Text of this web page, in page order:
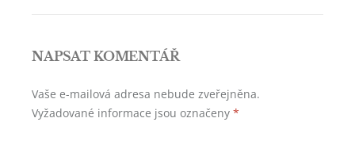
příspěvek
NAPSAT KOMENTÁŘ
Vaše e-mailová adresa nebude zveřejněna.
Vyžadované informace jsou označeny *